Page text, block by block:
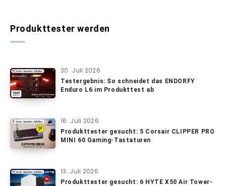
Produkttester werden
30. Juli 2026
Testergebnis: So schneidet das ENDORFY
Enduro L6 im Produkttest ab
16. Juli 2026
Produkttester gesucht: 5 Corsair CLIPPER PRO
MINI 60 Gaming-Tastaturen
13. Juli 2026
Produkttester gesucht: 6 HYTE X50 Air Tower-